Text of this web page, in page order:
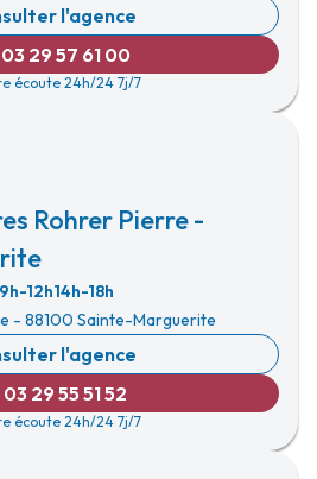
l'agence
03 29 57 61 00
écoute 24h/24 7j/7
Rohrer Pierre -
12h14h-18h
- 88100 Sainte-Marguerite
l'agence
03 29 55 51 52
écoute 24h/24 7j/7